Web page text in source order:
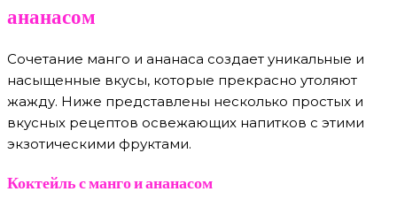
ананасом
Сочетание манго и ананаса создает уникальные и
насыщенные вкусы, которые прекрасно утоляют
жажду. Ниже представлены несколько простых и
вкусных рецептов освежающих напитков с этими
экзотическими фруктами.
Коктейль с манго и ананасом